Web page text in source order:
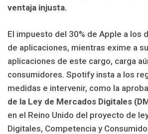
ventaja injusta.
El impuesto del 30% de Apple a los
de aplicaciones, mientras exime a
aplicaciones de este cargo, carga
consumidores. Spotify insta a los
medidas e intervenir, como la
de la Ley de Mercados Digitales
en el Reino Unido del proyecto de
Digitales, Competencia y